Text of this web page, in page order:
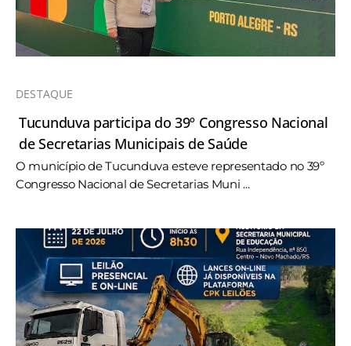
DESTAQUE
Tucunduva participa do 39º Congresso Nacional
de Secretarias Municipais de Saúde
O município de Tucunduva esteve representado no 39º
Congresso Nacional de Secretarias Muni ...